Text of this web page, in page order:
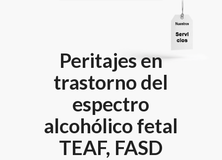
Peritajes en
trastorno del
espectro
alcohólico fetal
TEAF, FASD